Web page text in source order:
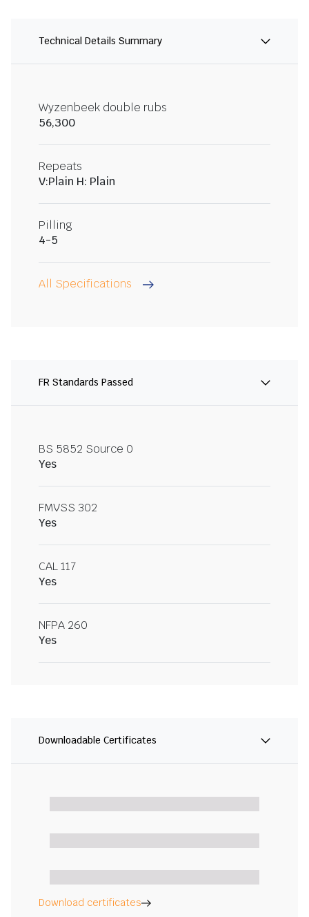
Technical Details Summary
Wyzenbeek double rubs
56,300
Repeats
V:Plain H: Plain
Pilling
4-5
All Specifications
FR Standards Passed
BS 5852 Source 0
Yes
FMVSS 302
Yes
CAL 117
Yes
NFPA 260
Yes
Downloadable Certificates
Download certificates